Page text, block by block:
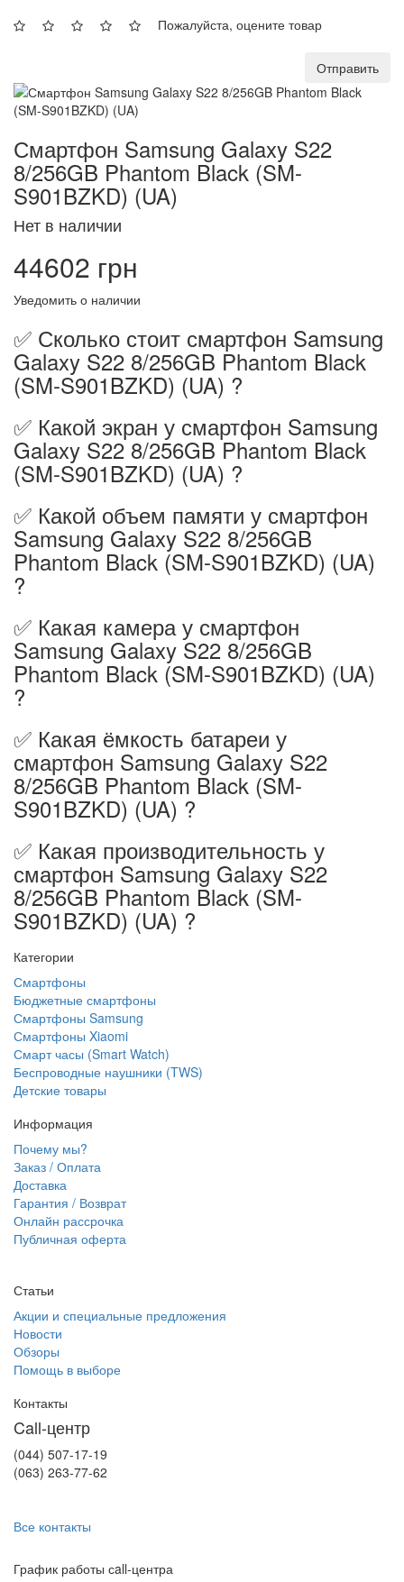
Пожалуйста, оцените товар
Отправить
Смартфон Samsung Galaxy S22
8/256GB Phantom Black (SM-
S901BZKD) (UA)
Нет в наличии
44602 грн
Уведомить о наличии
✅ Сколько стоит смартфон Samsung
Galaxy S22 8/256GB Phantom Black
(SM-S901BZKD) (UA) ?
✅ Какой экран у смартфон Samsung
Galaxy S22 8/256GB Phantom Black
(SM-S901BZKD) (UA) ?
✅ Какой объем памяти у смартфон
Samsung Galaxy S22 8/256GB
Phantom Black (SM-S901BZKD) (UA)
?
✅ Какая камера у смартфон
Samsung Galaxy S22 8/256GB
Phantom Black (SM-S901BZKD) (UA)
?
✅ Какая ёмкость батареи у
смартфон Samsung Galaxy S22
8/256GB Phantom Black (SM-
S901BZKD) (UA) ?
✅ Какая производительность у
смартфон Samsung Galaxy S22
8/256GB Phantom Black (SM-
S901BZKD) (UA) ?
Категории
Смартфоны
Бюджетные смартфоны
Смартфоны Samsung
Смартфоны Xiaomi
Смарт часы (Smart Watch)
Беспроводные наушники (TWS)
Детские товары
Информация
Почему мы?
Заказ / Оплата
Доставка
Гарантия / Возврат
Онлайн рассрочка
Публичная оферта
Статьи
Акции и специальные предложения
Новости
Обзоры
Помощь в выборе
Контакты
Call-центр
(044) 507-17-19
(063) 263-77-62
Все контакты
График работы сall-центра